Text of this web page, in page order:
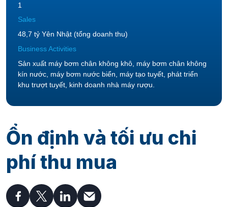
1
Sales
48,7 tỷ Yên Nhật (tổng doanh thu)
Business Activities
Sản xuất máy bơm chân không khô, máy bơm chân không
kín nước, máy bơm nước biển, máy tạo tuyết, phát triển
khu trượt tuyết, kinh doanh nhà máy rượu.
Ổn định và tối ưu chi
phí thu mua